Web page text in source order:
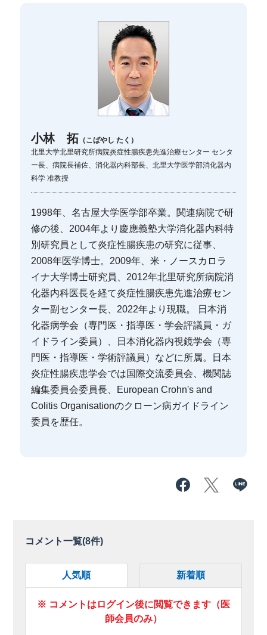
小林 拓 （こばやし たく）
北里大学北里研究所病院炎症性腸疾患先進治療センター センタ
ー長、病院長補佐、消化器内科部長、北里大学医学部消化器内
科学 准教授
1998年、名古屋大学医学部卒業。関連病院で研
修の後、2004年より慶應義塾大学消化器内科特
別研究員として炎症性腸疾患の研究に従事、
2008年医学博士。2009年、米・ノースカロラ
イナ大学博士研究員、2012年北里研究所病院消
化器内科医長を経て炎症性腸疾患先進治療セン
ター副センター長、2022年より現職。 日本消
化器病学会（専門医・指導医・学会評議員・ガ
イドライン委員）、日本消化器内視鏡学会（専
門医・指導医・学術評議員）などに所属。日本
炎症性腸疾患学会では国際交流委員会、機関誌
編集委員会委員長、European Crohn's and
Colitis Organisationのクローン病ガイドライン
委員を歴任。
コメント一覧(8件)
人気順 新着順
※ コメントはログイン後に閲覧できます（医
師会員のみ）